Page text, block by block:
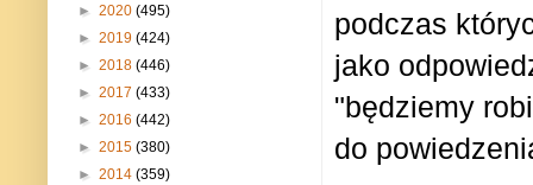
podczas
jako
"będziemy
do
► 2020 (495)
► 2019 (424)
► 2018 (446)
► 2017 (433)
► 2016 (442)
► 2015 (380)
► 2014 (359)